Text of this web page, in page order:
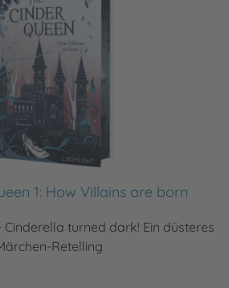
1: How Villains are born
turned dark! Ein düsteres
Retelling